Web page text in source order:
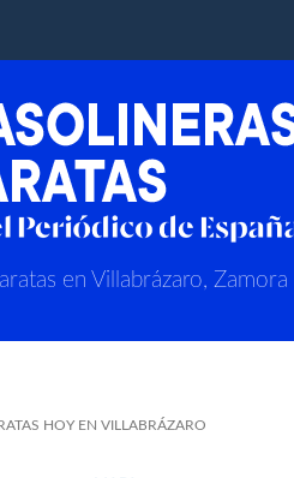
en Villabrázaro, Zamora
HOY EN VILLABRÁZARO